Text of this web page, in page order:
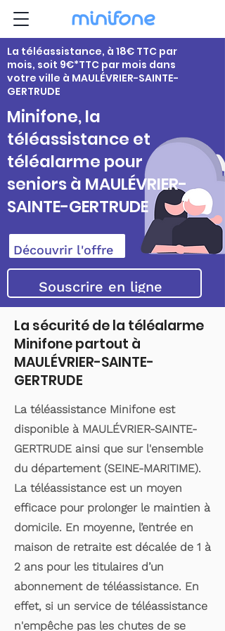
La téléassistance, à 18€ TTC par
mois, soit 9€*TTC par mois dans
votre ville à MAULÉVRIER-SAINTE-
GERTRUDE
Minifone, la
téléassistance et
téléalarme pour
seniors à MAULÉVRIER-
SAINTE-GERTRUDE
Découvrir l'offre
Souscrire en ligne
La sécurité de la téléalarme
Minifone partout à
MAULÉVRIER-SAINTE-
GERTRUDE
La téléassistance Minifone est
disponible à MAULÉVRIER-SAINTE-
GERTRUDE ainsi que sur l'ensemble
du département (SEINE-MARITIME).
La téléassistance est un moyen
efficace pour prolonger le maintien à
domicile. En moyenne, l’entrée en
maison de retraite est décalée de 1 à
2 ans pour les titulaires d’un
abonnement de téléassistance. En
effet, si un service de téléassistance
n'empêche pas les chutes de se